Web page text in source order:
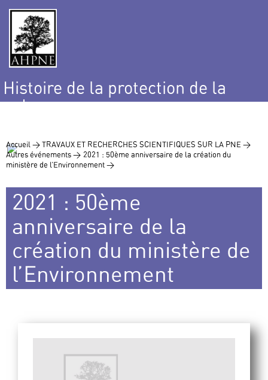
Histoire de la protection de la
nature
Accueil >TRAVAUX ET RECHERCHES SCIENTIFIQUES SUR LA PNE >
Autres événements > 2021 : 50ème anniversaire de la création du
ministère de l’Environnement >
2021 : 50ème
anniversaire de la
création du ministère de
l’Environnement